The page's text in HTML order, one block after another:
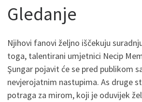
Gledanje
Njihovi fanovi željno iščekuju
toga, talentirani umjetnici Necip
Şungar pojavit će se pred publikom
nevjerojatnim nastupima. As druge
potraga za mirom, koji je oduvijek